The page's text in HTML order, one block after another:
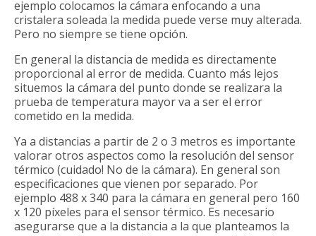
ejemplo colocamos la cámara enfocando a una
cristalera soleada la medida puede verse muy alterada.
Pero no siempre se tiene opción.
En general la distancia de medida es directamente
proporcional al error de medida. Cuanto más lejos
situemos la cámara del punto donde se realizara la
prueba de temperatura mayor va a ser el error
cometido en la medida.
Ya a distancias a partir de 2 o 3 metros es importante
valorar otros aspectos como la resolución del sensor
térmico (cuidado! No de la cámara). En general son
especificaciones que vienen por separado. Por
ejemplo 488 x 340 para la cámara en general pero 160
x 120 píxeles para el sensor térmico. Es necesario
asegurarse que a la distancia a la que planteamos la